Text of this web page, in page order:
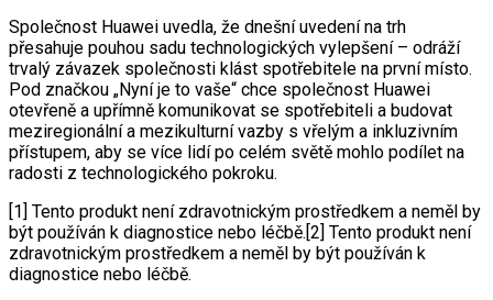
Společnost Huawei uvedla, že dnešní uvedení na trh
přesahuje pouhou sadu technologických vylepšení – odráží
trvalý závazek společnosti klást spotřebitele na první místo.
Pod značkou „Nyní je to vaše“ chce společnost Huawei
otevřeně a upřímně komunikovat se spotřebiteli a budovat
meziregionální a mezikulturní vazby s vřelým a inkluzivním
přístupem, aby se více lidí po celém světě mohlo podílet na
radosti z technologického pokroku.
[1] Tento produkt není zdravotnickým prostředkem a neměl by
být používán k diagnostice nebo léčbě.[2] Tento produkt není
zdravotnickým prostředkem a neměl by být používán k
diagnostice nebo léčbě.